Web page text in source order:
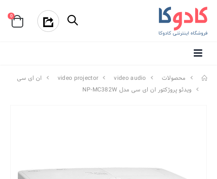
0
محصولات video audio
video projector
ان ای سی
ویدئو پروژکتور ان ای سی مدل NP-MC382W